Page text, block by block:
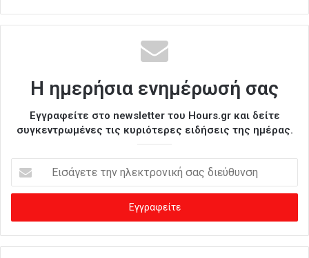
Η ημερήσια ενημέρωσή σας
Εγγραφείτε στο newsletter του Hours.gr και δείτε
συγκεντρωμένες τις κυριότερες ειδήσεις της ημέρας.
σ
γ
ε